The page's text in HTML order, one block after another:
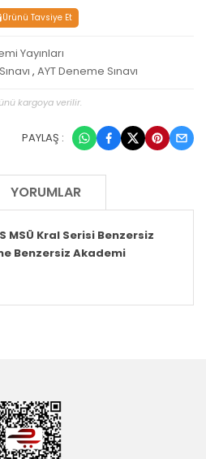
Ürünü Tavsiye Et
Yayınları
, AYT Deneme Sınavı
kargoya verilir.
PAYLAŞ :
YORUMLAR
MSÜ Kral Serisi Benzersiz
Benzersiz Akademi